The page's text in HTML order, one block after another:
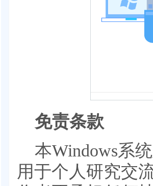
免责条款
本Windows系
用于个人研究交